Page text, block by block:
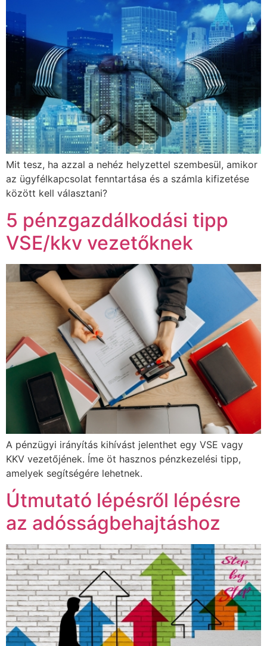
Mit tesz, ha azzal a nehéz helyzettel szembesül, amikor
az ügyfélkapcsolat fenntartása és a számla kifizetése
között kell választani?
5 pénzgazdálkodási tipp
VSE/kkv vezetőknek
A pénzügyi irányítás kihívást jelenthet egy VSE vagy
KKV vezetőjének. Íme öt hasznos pénzkezelési tipp,
amelyek segítségére lehetnek.
Útmutató lépésről lépésre
az adósságbehajtáshoz